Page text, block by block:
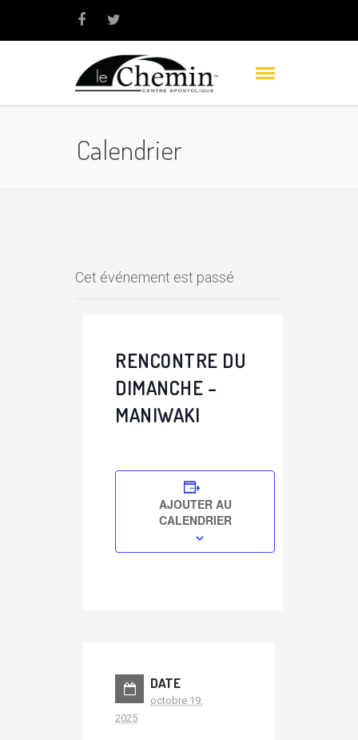
Calendrier
Cet événement est passé
RENCONTRE DU
DIMANCHE –
MANIWAKI
AJOUTER AU
CALENDRIER
DATE
octobre 19,
2025